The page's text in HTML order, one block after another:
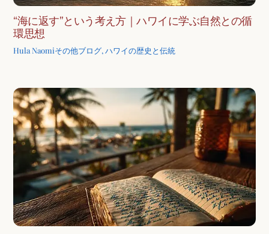
“海に返す”という考え方｜ハワイに学ぶ自然との循
環思想
Hula Naomiその他ブログ,ハワイの歴史と伝統